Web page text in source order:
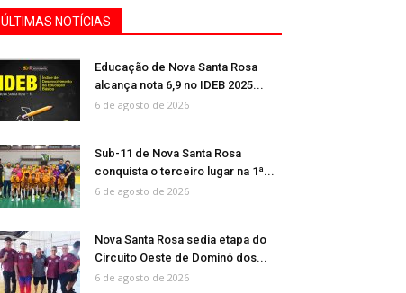
ÚLTIMAS NOTÍCIAS
Educação de Nova Santa Rosa
alcança nota 6,9 no IDEB 2025...
6 de agosto de 2026
Sub-11 de Nova Santa Rosa
conquista o terceiro lugar na 1ª...
6 de agosto de 2026
Nova Santa Rosa sedia etapa do
Circuito Oeste de Dominó dos...
6 de agosto de 2026